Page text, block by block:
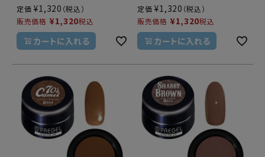
定価 ¥1,320
販売価格 ¥1,320税込
カートに入れる
定価 ¥1,320
販売価格 ¥1,320税込
カートに入れる